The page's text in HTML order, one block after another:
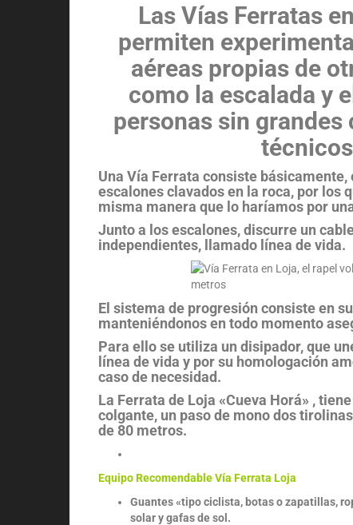
Las Vías Ferratas
permiten
aéreas propias de
como la escalada y
personas sin
Una Vía Ferrata consiste básicamente,
escalones clavados en la roca, por los
misma manera que lo haríamos por
Junto a los escalones, discurre un
independientes, llamado línea de vida.
El sistema de progresión consiste en
manteniéndonos en todo momento
Para ello se utiliza un disipador, que
línea de vida y por su homologación
caso de necesidad.
La Ferrata de Loja «Cueva Horá» ,
colgante, un paso de mono dos
de 80 metros.
Equipo Recomendable Vía Ferrata Loja
Guantes «tipo ciclista, botas o zapatillas,
solar y gafas de sol.